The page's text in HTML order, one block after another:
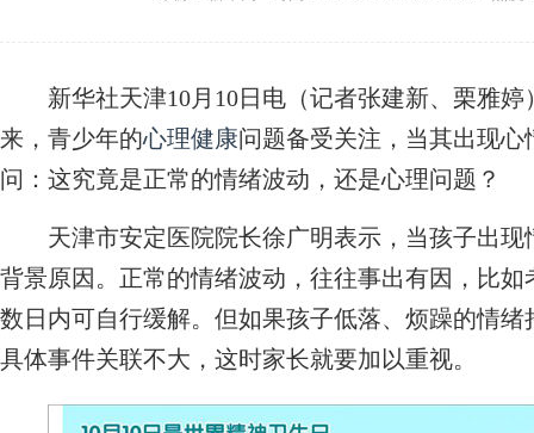
新华社天津10月10日电（记者张建新、栗雅婷
来，青少年的心理健康问题备受关注，当其出现
问：这究竟是正常的情绪波动，还是心理问题？
天津市安定医院院长徐广明表示，当孩子出现
背景原因。正常的情绪波动，往往事出有因，比
数日内可自行缓解。但如果孩子低落、烦躁的情
具体事件关联不大，这时家长就要加以重视。